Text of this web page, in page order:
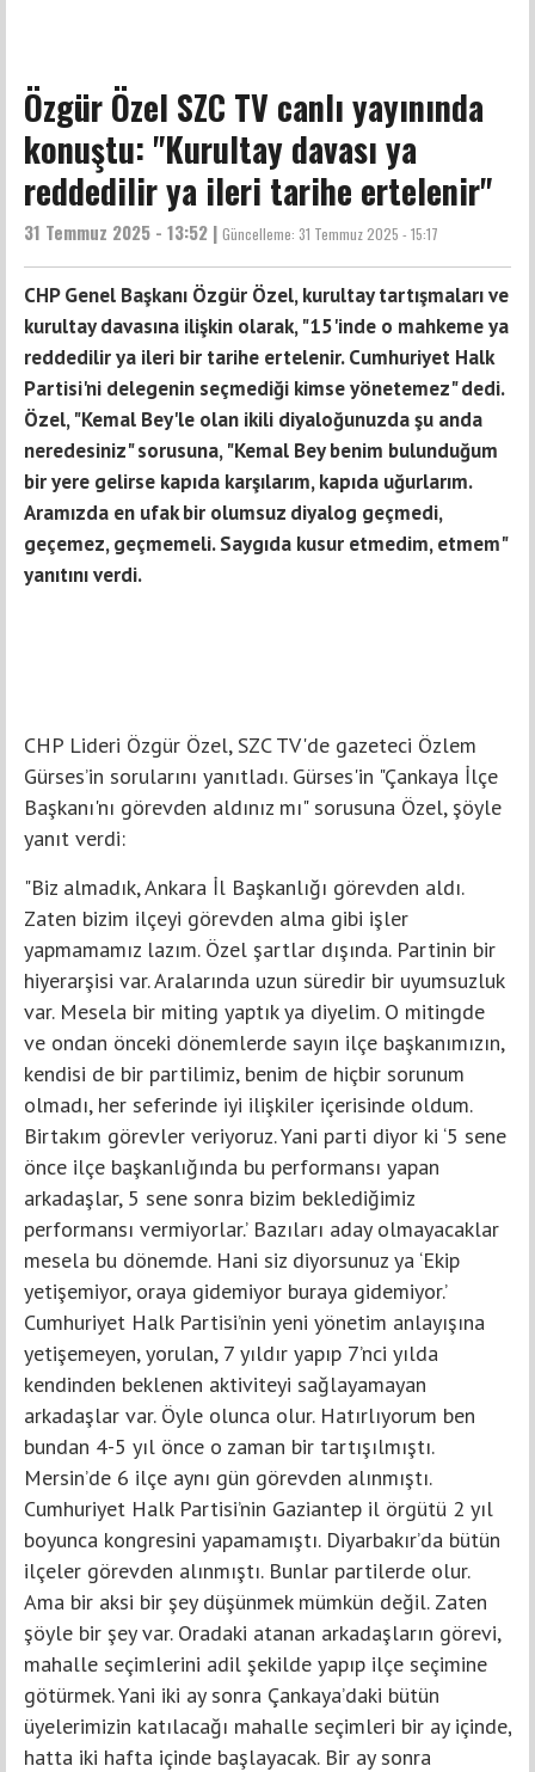
Özgür Özel SZC TV canlı yayınında
konuştu: "Kurultay davası ya
reddedilir ya ileri tarihe ertelenir"
31 Temmuz 2025 - 13:52 | Güncelleme: 31 Temmuz 2025 - 15:17
CHP Genel Başkanı Özgür Özel, kurultay tartışmaları ve
kurultay davasına ilişkin olarak, "15'inde o mahkeme ya
reddedilir ya ileri bir tarihe ertelenir. Cumhuriyet Halk
Partisi'ni delegenin seçmediği kimse yönetemez" dedi.
Özel, "Kemal Bey'le olan ikili diyaloğunuzda şu anda
neredesiniz" sorusuna, "Kemal Bey benim bulunduğum
bir yere gelirse kapıda karşılarım, kapıda uğurlarım.
Aramızda en ufak bir olumsuz diyalog geçmedi,
geçemez, geçmemeli. Saygıda kusur etmedim, etmem"
yanıtını verdi.
CHP Lideri Özgür Özel, SZC TV'de gazeteci Özlem
Gürses’in sorularını yanıtladı. Gürses'in "Çankaya İlçe
Başkanı'nı görevden aldınız mı" sorusuna Özel, şöyle
yanıt verdi:
"Biz almadık, Ankara İl Başkanlığı görevden aldı.
Zaten bizim ilçeyi görevden alma gibi işler
yapmamamız lazım. Özel şartlar dışında. Partinin bir
hiyerarşisi var. Aralarında uzun süredir bir uyumsuzluk
var. Mesela bir miting yaptık ya diyelim. O mitingde
ve ondan önceki dönemlerde sayın ilçe başkanımızın,
kendisi de bir partilimiz, benim de hiçbir sorunum
olmadı, her seferinde iyi ilişkiler içerisinde oldum.
Birtakım görevler veriyoruz. Yani parti diyor ki ‘5 sene
önce ilçe başkanlığında bu performansı yapan
arkadaşlar, 5 sene sonra bizim beklediğimiz
performansı vermiyorlar.’ Bazıları aday olmayacaklar
mesela bu dönemde. Hani siz diyorsunuz ya ‘Ekip
yetişemiyor, oraya gidemiyor buraya gidemiyor.’
Cumhuriyet Halk Partisi’nin yeni yönetim anlayışına
yetişemeyen, yorulan, 7 yıldır yapıp 7’nci yılda
kendinden beklenen aktiviteyi sağlayamayan
arkadaşlar var. Öyle olunca olur. Hatırlıyorum ben
bundan 4-5 yıl önce o zaman bir tartışılmıştı.
Mersin’de 6 ilçe aynı gün görevden alınmıştı.
Cumhuriyet Halk Partisi’nin Gaziantep il örgütü 2 yıl
boyunca kongresini yapamamıştı. Diyarbakır’da bütün
ilçeler görevden alınmıştı. Bunlar partilerde olur.
Ama bir aksi bir şey düşünmek mümkün değil. Zaten
şöyle bir şey var. Oradaki atanan arkadaşların görevi,
mahalle seçimlerini adil şekilde yapıp ilçe seçimine
götürmek. Yani iki ay sonra Çankaya’daki bütün
üyelerimizin katılacağı mahalle seçimleri bir ay içinde,
hatta iki hafta içinde başlayacak. Bir ay sonra